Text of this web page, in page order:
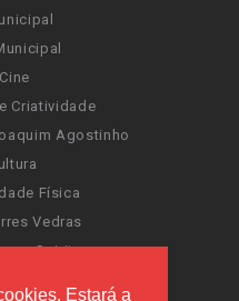
Estará a
Criatividade
Agostinho
Física
Vedras
Spirit